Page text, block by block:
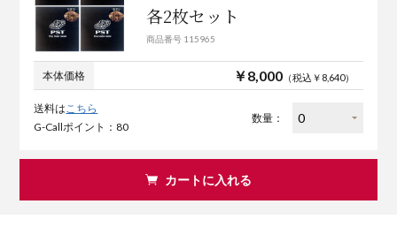
各2枚セット
商品番号 115965
本体価格 ￥8,000（税込￥8,640）
送料はこちら
G-Callポイント：80
数量：
カートに入れる